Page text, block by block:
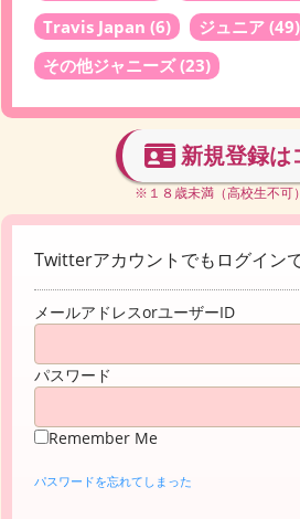
Travis Japan (6) ジュニア (49)
その他ジャニーズ(23)
新規登録は
※１８歳未満（高校生不可
Twitterアカウントでもログイン
メールアドレスorユーザーID
パスワード
Remember Me
パスワードを忘れてしまった